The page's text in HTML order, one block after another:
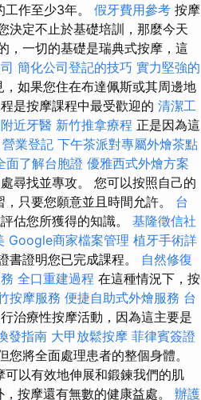
作至少3年。 假牙費用參考 按摩
決定不止於基礎培訓，那麼今天
，一切的基礎是瑞典式按摩，這
簡化公司登記的技巧 實力堅強的
如果您住在布達佩斯或其周邊地
是按摩課程中最受歡迎的 清潔工
近牙醫 新竹推拿療程 正是因為這
營業登記 下午茶派對專屬外燴茶點
面了解台胞證 優雅西式外燴方案
尋找並專攻。 您可以按照自己的
只要您願意並且時間允許。 台
估您所獲得的知識。 基隆徵信社
Google商家檔案管理 植牙手術詳
書證明您已完成課程。 自然修復
全口重建過程 在這種情況下，按
按摩服務 便捷自助式外燴服務 台
治療性按摩活動，因為這主要是
發指南 大甲放鬆按摩 菲律賓簽證
將全面處理患者的整個身體。
以有效地伸展和鍛鍊我們的肌
按摩還有無數的健康益處。 辦護